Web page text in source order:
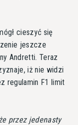
cieszyć się
jeszcze
Andretti. Teraz
iż nie widzi
regulamin F1 limit
przez jedenasty